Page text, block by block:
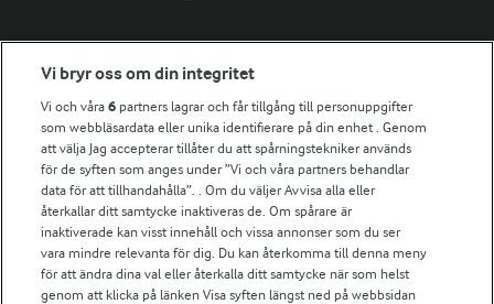
Fler Arlasajter
För ägare
Arlas kundportal
Arla.com
Falbygdens Ost
Arla webbshop
Bildbank
Vi bryr oss om din integritet
Vi och våra6 partners lagrar och får tillgång till personuppgifter
som webbläsardata eller unika identifierare på din enhet . Genom
att välja Jag accepterar tillåter du att spårningstekniker används
för de syften som anges under ”Vi och våra partners behandlar
data för att tillhandahålla”. . Om du väljer Avvisa alla eller
återkallar ditt samtycke inaktiveras de. Om spårare är
inaktiverade kan visst innehåll och vissa annonser som du ser
vara mindre relevanta för dig. Du kan återkomma till denna meny
för att ändra dina val eller återkalla ditt samtycke när som helst
genom att klicka på länken Visa syften längst ned på webbsidan